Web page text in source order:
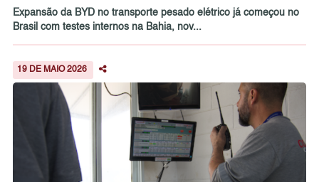
Expansão da BYD no transporte pesado elétrico já começou no
Brasil com testes internos na Bahia, nov...
19 DE MAIO 2026